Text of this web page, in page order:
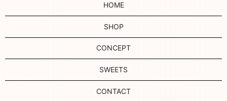
HOME
SHOP
CONCEPT
SWEETS
CONTACT